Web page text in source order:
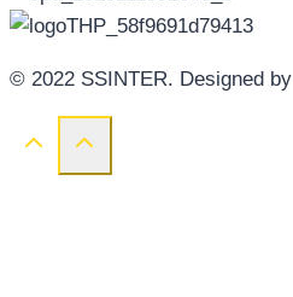
© 2022 SSINTER. Designed by